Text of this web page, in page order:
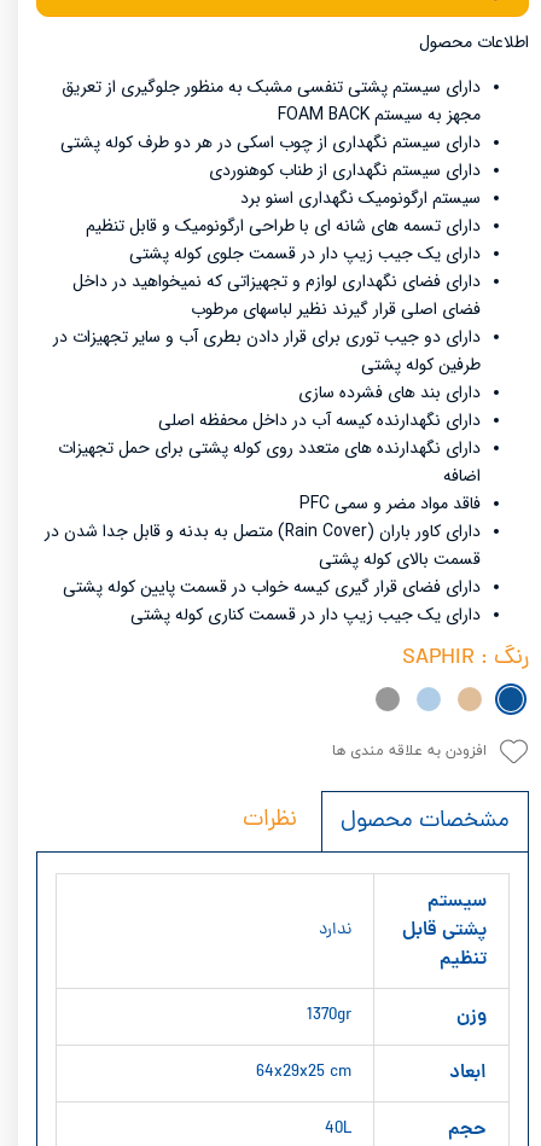
اطلاعات محصول
دارای سیستم پشتی تنفسی مشبک به منظور جلوگیری از تعریق
مجهز به سیستم FOAM BACK
دارای سیستم نگهداری از چوب اسکی در هر دو طرف کوله پشتی
دارای سیستم نگهداری از طناب کوهنوردی
سیستم ارگونومیک نگهداری اسنو برد
دارای تسمه های شانه ای با طراحی ارگونومیک و قابل تنظیم
دارای یک جیب زیپ دار در قسمت جلوی کوله پشتی
دارای فضای نگهداری لوازم و تجهیزاتی که نمیخواهید در داخل
فضای اصلی قرار گیرند نظیر لباسهای مرطوب
دارای دو جیب توری برای قرار دادن بطری آب و سایر تجهیزات در
طرفین کوله پشتی
دارای بند های فشرده سازی
دارای نگهدارنده کیسه آب در داخل محفظه اصلی
دارای نگهدارنده های متعدد روی کوله پشتی برای حمل تجهیزات
اضافه
فاقد مواد مضر و سمی PFC
دارای کاور باران (Rain Cover) متصل به بدنه و قابل جدا شدن در
قسمت بالای کوله پشتی
دارای فضای قرار گیری کیسه خواب در قسمت پایین کوله پشتی
دارای یک جیب زیپ دار در قسمت کناری کوله پشتی
رنگ : SAPHIR
افزودن به علاقه مندی ها
مشخصات محصول نظرات
سیستم
پشتی قابل
تنظیم
ندارد
وزن 1370gr
ابعاد 64x29x25 cm
حجم 40L